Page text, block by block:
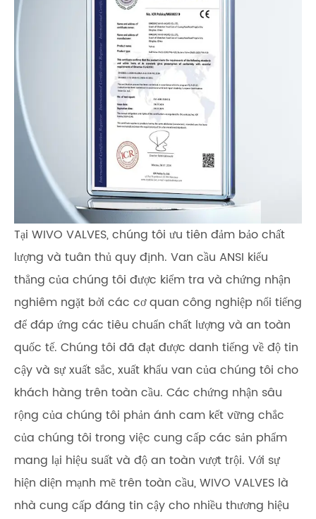
Tại WIVO VALVES, chúng tôi ưu tiên đảm bảo chất
lượng và tuân thủ quy định. Van cầu ANSI kiểu
thẳng của chúng tôi được kiểm tra và chứng nhận
nghiêm ngặt bởi các cơ quan công nghiệp nổi tiếng
để đáp ứng các tiêu chuẩn chất lượng và an toàn
quốc tế. Chúng tôi đã đạt được danh tiếng về độ tin
cậy và sự xuất sắc, xuất khẩu van của chúng tôi cho
khách hàng trên toàn cầu. Các chứng nhận sâu
rộng của chúng tôi phản ánh cam kết vững chắc
của chúng tôi trong việc cung cấp các sản phẩm
mang lại hiệu suất và độ an toàn vượt trội. Với sự
hiện diện mạnh mẽ trên toàn cầu, WIVO VALVES là
nhà cung cấp đáng tin cậy cho nhiều thương hiệu